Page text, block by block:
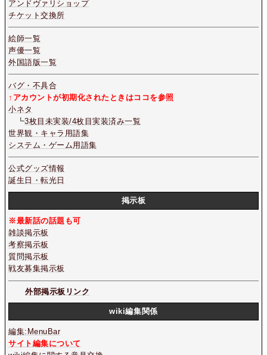
アンドヴァリショップ
チケット交換所
絵師一覧
声優一覧
外国語版一覧
バグ・不具合
↑アカウントが初期化されたときはココを参照
小ネタ
┗3枚目未実装/4枚目実装済み一覧
世界観・キャラ用語集
システム・ゲーム用語集
公式グッズ情報
誕生日・転光日
掲示板
※最新話の話題も可
雑談掲示板
考察掲示板
質問掲示板
戦友募集掲示板
外部掲示板リンク
wiki編集関係
編集:MenuBar
サイト編集について